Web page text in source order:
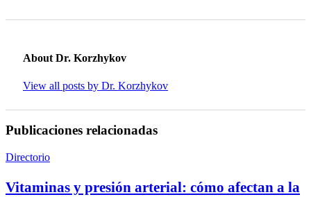
About Dr. Korzhykov
View all posts by Dr. Korzhykov
Publicaciones relacionadas
Directorio
Vitaminas y presión arterial: cómo afectan a la